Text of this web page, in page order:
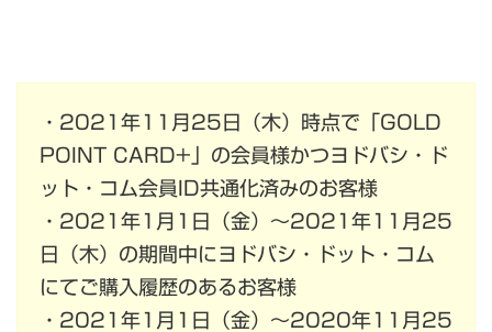
・2021年11月25日（木）時点で「GOLD
POINT CARD+」の会員様かつヨドバシ・ド
ット・コム会員ID共通化済みのお客様
・2021年1月1日（金）～2021年11月25
日（木）の期間中にヨドバシ・ドット・コム
にてご購入履歴のあるお客様
・2021年1月1日（金）～2020年11月25